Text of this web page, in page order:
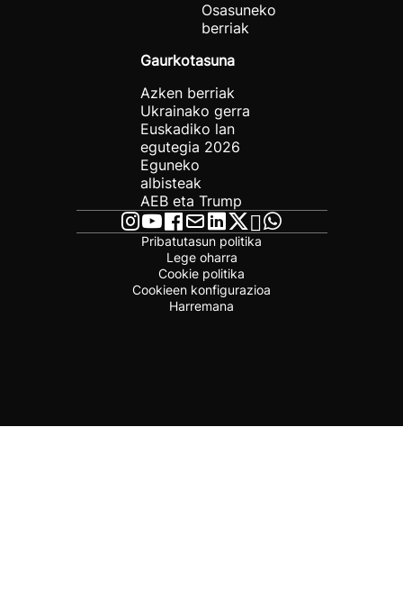
Osasuneko
berriak
Gaurkotasuna
Azken berriak
Ukrainako gerra
Euskadiko lan
egutegia 2026
Eguneko
albisteak
AEB eta Trump
Pribatutasun politika
Lege oharra
Cookie politika
Cookieen konfigurazioa
Harremana